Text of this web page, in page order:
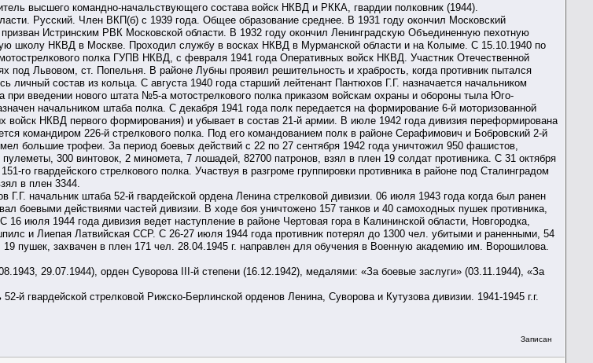
высшего командно-начальствующего состава войск НКВД и РККА, гвардии полковник (1944).
Русский. Член ВКП(б) с 1939 года. Общее образование среднее. В 1931 году окончил Московский
Истринским РВК Московской области. В 1932 году окончил Ленинградскую Объединенную пехотную
школу НКВД в Москве. Проходил службу в восках НКВД в Мурманской области и на Колыме. С 15.10.1940 по
полка ГУПВ НКВД, с февраля 1941 года Оперативных войск НКВД. Участник Отечественной
под Львовом, ст. Попельня. В районе Лубны проявил решительность и храбрость, когда противник пытался
личный состав из кольца. С августа 1940 года старший лейтенант Пантюхов Г.Г. назначается начальником
введении нового штата №5-а мотострелкового полка приказом войскам охраны и обороны тыла Юго-
начальником штаба полка. С декабря 1941 года полк передается на формирование 6-й моторизованной
войск НКВД первого формирования) и убывает в состав 21-й армии. В июле 1942 года дивизия переформирована
командиром 226-й стрелкового полка. Под его командованием полк в районе Серафимович и Бобровский 2-й
большие трофеи. За период боевых действий с 22 по 27 сентября 1942 года уничтожил 950 фашистов,
300 винтовок, 2 миномета, 7 лошадей, 82700 патронов, взял в плен 19 солдат противника. С 31 октября
го гвардейского стрелкового полка. Участвуя в разгроме группировки противника в районе под Сталинградом
в плен 3344.
начальник штаба 52-й гвардейской ордена Ленина стрелковой дивизии. 06 июля 1943 года когда был ранен
боевыми действиями частей дивизии. В ходе боя уничтожено 157 танков и 40 самоходных пушек противника,
июля 1944 года дивизия ведет наступление в районе Чертовая гора в Калининской области, Новгородка,
и Лиепая Латвийская ССР. С 26-27 июля 1944 года противник потерял до 1300 чел. убитыми и раненными, 54
пушек, захвачен в плен 171 чел. 28.04.1945 г. направлен для обучения в Военную академию им. Ворошилова.
29.07.1944), орден Суворова III-й степени (16.12.1942), медалями: «За боевые заслуги» (03.11.1944), «За
й гвардейской стрелковой Рижско-Берлинской орденов Ленина, Суворова и Кутузова дивизии. 1941-1945 г.г.
Записан